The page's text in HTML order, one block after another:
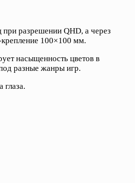
разрешении QHD, а через
крепление 100×100 мм.
насыщенность цветов в
разные жанры игр.